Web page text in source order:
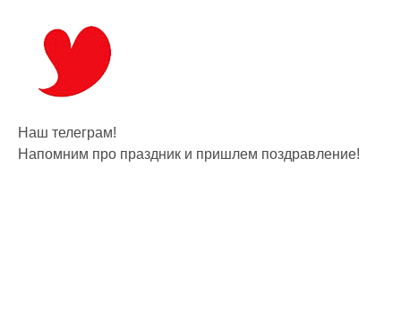
Наш телеграм!
Напомним про праздник и пришлем поздравление!